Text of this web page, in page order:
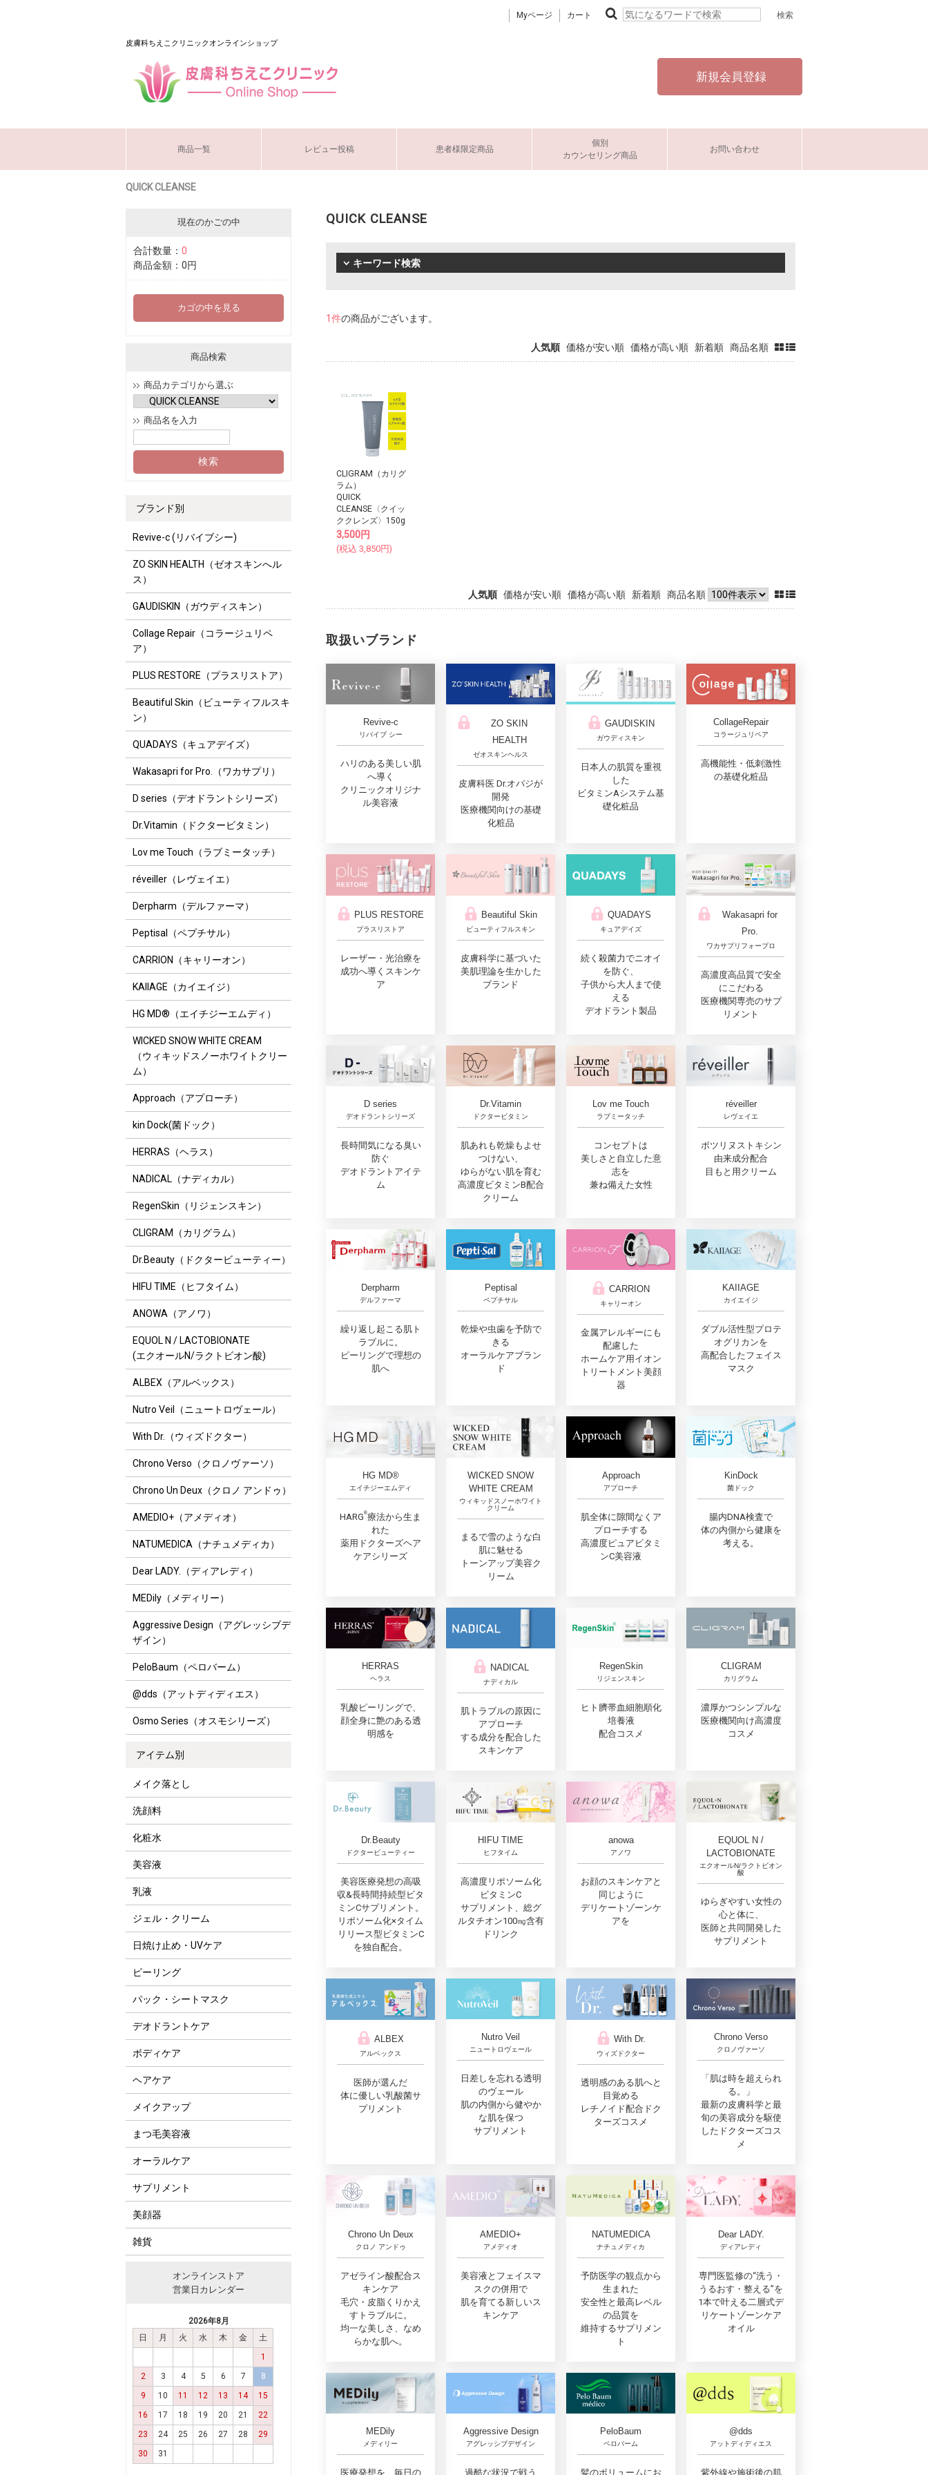
Myページ カート
皮膚科ちえこクリニックオンラインショップ
新規会員登録
商品一覧 レビュー投稿 患者様限定商品
個別
カウンセリング商品
お問い合わせ
QUICK CLEANSE
現在のかごの中
合計数量： 0
商品金額： 0円
カゴの中を見る
商品検索
商品カテゴリから選ぶ
商品名を入力
ブランド別
Revive-c (リバイブシー)
ZO SKIN HEALTH（ゼオスキンへル
ス）
GAUDISKIN（ガウディスキン）
Collage Repair（コラージュリペ
ア）
PLUS RESTORE（プラスリストア）
Beautiful Skin（ビューティフルスキ
ン）
QUADAYS（キュアデイズ）
Wakasapri for Pro.（ワカサプリ）
D series（デオドラントシリーズ）
Dr.Vitamin（ドクタービタミン）
Lov me Touch（ラブミータッチ）
réveiller（レヴェイエ）
Derpharm（デルファーマ）
Peptisal（ペプチサル）
CARRION（キャリーオン）
KAIIAGE（カイエイジ）
HG MD®（エイチジーエムディ）
WICKED SNOW WHITE CREAM
（ウィキッドスノーホワイトクリー
ム）
Approach（アプローチ）
kin Dock(菌ドック）
HERRAS（ヘラス）
NADICAL（ナディカル）
RegenSkin（リジェンスキン）
CLIGRAM（カリグラム）
Dr.Beauty（ドクタービューティー）
HIFU TIME（ヒフタイム）
ANOWA（アノワ）
EQUOL N / LACTOBIONATE
(エクオールN/ラクトビオン酸)
ALBEX（アルベックス）
Nutro Veil（ニュートロヴェール）
With Dr.（ウィズドクター）
Chrono Verso（クロノヴァーソ）
Chrono Un Deux（クロノ アンドゥ）
AMEDIO+（アメディオ）
NATUMEDICA（ナチュメディカ）
Dear LADY.（ディアレディ）
MEDily（メディリー）
Aggressive Design（アグレッシブデ
ザイン）
PeloBaum（ペロバーム）
@dds（アットディディエス）
Osmo Series（オスモシリーズ）
アイテム別
メイク落とし
洗顔料
化粧水
美容液
乳液
ジェル・クリーム
日焼け止め・UVケア
ピーリング
パック・シートマスク
デオドラントケア
ボディケア
ヘアケア
メイクアップ
まつ毛美容液
オーラルケア
サプリメント
美顔器
雑貨
オンラインストア
営業日カレンダー
2026年8月
日
月 火 水 木 金
土
1
2
3 4 5 6 7
8
9
10 11 12 13 14
15
16
17 18 19 20 21
22
23
24 25 26 27 28
29
30
31
QUICK CLEANSE
キーワード検索
1件の商品がございます。
人気順 価格が安い順 価格が高い順 新着順 商品名順
CLIGRAM（カリグ
ラム）
QUICK
CLEANSE〈クイッ
ククレンズ〉150g
3,500円
(税込3,850円)
人気順 価格が安い順 価格が高い順 新着順 商品名順
取扱いブランド
Revive-c
リバイブ シー
ハリのある美しい肌
へ導く
クリニックオリジナ
ル美容液
ZO SKIN
HEALTH
ゼオスキンヘルス
皮膚科医 Dr.オバジが
開発
医療機関向けの基礎
化粧品
GAUDISKIN
ガウディスキン
日本人の肌質を重視
した
ビタミンAシステム基
礎化粧品
CollageRepair
コラージュリペア
高機能性・低刺激性
の基礎化粧品
PLUS RESTORE
プラスリストア
レーザー・光治療を
成功へ導くスキンケ
ア
Beautiful Skin
ビューティフルスキン
皮膚科学に基づいた
美肌理論を生かした
ブランド
QUADAYS
キュアデイズ
続く殺菌力でニオイ
を防ぐ、
子供から大人まで使
える
デオドラント製品
Wakasapri for
Pro.
ワカサプリフォープロ
高濃度高品質で安全
にこだわる
医療機関専売のサプ
リメント
D series
デオドラントシリーズ
長時間気になる臭い
防ぐ
デオドラントアイテ
ム
Dr.Vitamin
ドクタービタミン
肌あれも乾燥もよせ
つけない、
ゆらがない肌を育む
高濃度ビタミンB配合
クリーム
Lov me Touch
ラブミータッチ
コンセプトは
美しさと自立した意
志を
兼ね備えた女性
réveiller
レヴェイエ
ボツリヌストキシン
由来成分配合
目もと用クリーム
Derpharm
デルファーマ
繰り返し起こる肌ト
ラブルに。
ピーリングで理想の
肌へ
Peptisal
ペプチサル
乾燥や虫歯を予防で
きる
オーラルケアブラン
ド
CARRION
キャリーオン
金属アレルギーにも
配慮した
ホームケア用イオン
トリートメント美顔
器
KAIIAGE
カイエイジ
ダブル活性型プロテ
オグリカンを
高配合したフェイス
マスク
HG MD®
エイチジーエムディ
HARG®︎療法から生ま
れた
薬用ドクターズヘア
ケアシリーズ
WICKED SNOW
WHITE CREAM
ウィキッドスノーホワイト
クリーム
まるで雪のような白
肌に魅せる
トーンアップ美容ク
リーム
Approach
アプローチ
肌全体に隙間なくア
プローチする
高濃度ピュアビタミ
ンC美容液
KinDock
菌ドック
腸内DNA検査で
体の内側から健康を
考える。
HERRAS
ヘラス
乳酸ピーリングで、
顔全身に艶のある透
明感を
NADICAL
ナディカル
肌トラブルの原因に
アプローチ
する成分を配合した
スキンケア
RegenSkin
リジェンスキン
ヒト臍帯血細胞順化
培養液
配合コスメ
CLIGRAM
カリグラム
濃厚かつシンプルな
医療機関向け高濃度
コスメ
Dr.Beauty
ドクタービューティー
美容医療発想の高吸
収&長時間持続型ビタ
ミンCサプリメント。
リポソーム化×タイム
リリース型ビタミンC
を独自配合。
HIFU TIME
ヒフタイム
高濃度リポソーム化
ビタミンC
サプリメント、総グ
ルタチオン100㎎含有
ドリンク
anowa
アノワ
お顔のスキンケアと
同じように
デリケートゾーンケ
アを
EQUOL N /
LACTOBIONATE
エクオールN/ラクトビオン
酸
ゆらぎやすい女性の
心と体に、
医師と共同開発した
サプリメント
ALBEX
アルベックス
医師が選んだ
体に優しい乳酸菌サ
プリメント
Nutro Veil
ニュートロヴェール
日差しを忘れる透明
のヴェール
肌の内側から健やか
な肌を保つ
サプリメント
With Dr.
ウィズドクター
透明感のある肌へと
目覚める
レチノイド配合ドク
ターズコスメ
Chrono Verso
クロノヴァーソ
「肌は時を超えられ
る。」
最新の皮膚科学と最
旬の美容成分を駆使
したドクターズコス
メ
Chrono Un Deux
クロノ アンドゥ
アゼライン酸配合ス
キンケア
毛穴・皮脂くりかえ
すトラブルに。
均一な美しさ、なめ
らかな肌へ。
AMEDIO+
アメディオ
美容液とフェイスマ
スクの併用で
肌を育てる新しいス
キンケア
NATUMEDICA
ナチュメディカ
予防医学の観点から
生まれた
安全性と最高レベル
の品質を
維持するサプリメン
ト
Dear LADY.
ディアレディ
専門医監修の“洗う・
うるおす・整える”を
1本で叶える二層式デ
リケートゾーンケア
オイル
MEDily
メディリー
医療発想を、毎日の
Aggressive Design
アグレッシブデザイン
過酷な状況で戦う
PeloBaum
ペロバーム
髪のボリュームにお
@dds
アットディディエス
紫外線や施術後の肌